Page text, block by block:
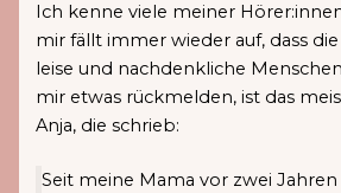
Ich kenne viele meiner
mir fällt immer wieder auf, dass
leise und nachdenkliche
mir etwas rückmelden, ist das
Anja, die schrieb:
Seit meine Mama vor zwei